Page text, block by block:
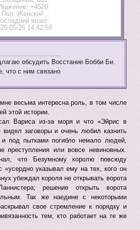
+4520
Пол: Женский
визит:
05-26 14:42:58
обсудить Восстание Бобби Би.
что с ним связано
весьма интересна роль, в том числе
этой истории.
Вариса из-за моря и что «Эйрис в
заговоры и очень любил казнить
и под пытками погибло немало людей,
преступления или вовсе невиновных.
что Безумному королю повсюду
«усердно указывал ему на тех, кого он
убеждал короля не открывать ворота
решение открыть ворота
Так же наедине с некоторыми
свое стремление к порядку и
тем, кто работает на те же